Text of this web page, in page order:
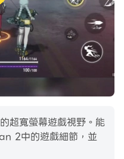
超寬螢幕遊戲視野。能
2中的遊戲細節，並